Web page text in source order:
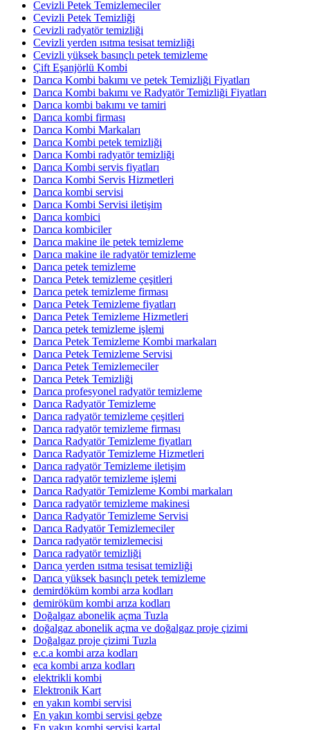
Cevizli Petek Temizlemeciler
Cevizli Petek Temizliği
Cevizli radyatör temizliği
Cevizli yerden ısıtma tesisat temizliği
Cevizli yüksek basınçlı petek temizleme
Çift Eşanjörlü Kombi
Darıca Kombi bakımı ve petek Temizliği Fiyatları
Darıca Kombi bakımı ve Radyatör Temizliği Fiyatları
Darıca kombi bakımı ve tamiri
Darıca kombi firması
Darıca Kombi Markaları
Darıca Kombi petek temizliği
Darıca Kombi radyatör temizliği
Darıca Kombi servis fiyatları
Darıca Kombi Servis Hizmetleri
Darıca kombi servisi
Darıca Kombi Servisi iletişim
Darıca kombici
Darıca kombiciler
Darıca makine ile petek temizleme
Darıca makine ile radyatör temizleme
Darıca petek temizleme
Darıca Petek temizleme çeşitleri
Darıca petek temizleme firması
Darıca Petek Temizleme fiyatları
Darıca Petek Temizleme Hizmetleri
Darıca petek temizleme işlemi
Darıca Petek Temizleme Kombi markaları
Darıca Petek Temizleme Servisi
Darıca Petek Temizlemeciler
Darıca Petek Temizliği
Darıca profesyonel radyatör temizleme
Darıca Radyatör Temizleme
Darıca radyatör temizleme çeşitleri
Darıca radyatör temizleme firması
Darıca Radyatör Temizleme fiyatları
Darıca Radyatör Temizleme Hizmetleri
Darıca radyatör Temizleme iletişim
Darıca radyatör temizleme işlemi
Darıca Radyatör Temizleme Kombi markaları
Darıca radyatör temizleme makinesi
Darıca Radyatör Temizleme Servisi
Darıca Radyatör Temizlemeciler
Darıca radyatör temizlemecisi
Darıca radyatör temizliği
Darıca yerden ısıtma tesisat temizliği
Darıca yüksek basınçlı petek temizleme
demirdöküm kombi arza kodları
demiröküm kombi arıza kodları
Doğalgaz abonelik açma Tuzla
doğalgaz abonelik açma ve doğalgaz proje çizimi
Doğalgaz proje çizimi Tuzla
e.c.a kombi arza kodları
eca kombi arıza kodları
elektrikli kombi
Elektronik Kart
en yakın kombi servisi
En yakın kombi servisi gebze
En yakın kombi servisi kartal